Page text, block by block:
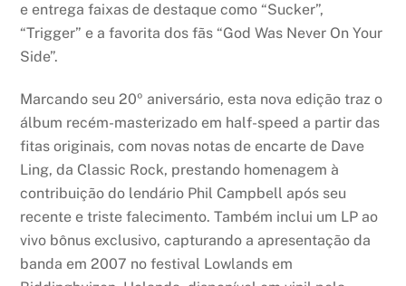
e entrega faixas de destaque como “Sucker”,
“Trigger” e a favorita dos fãs “God Was Never On Your
Side”.
Marcando seu 20º aniversário, esta nova edição traz o
álbum recém-masterizado em half-speed a partir das
fitas originais, com novas notas de encarte de Dave
Ling, da Classic Rock, prestando homenagem à
contribuição do lendário Phil Campbell após seu
recente e triste falecimento. Também inclui um LP ao
vivo bônus exclusivo, capturando a apresentação da
banda em 2007 no festival Lowlands em